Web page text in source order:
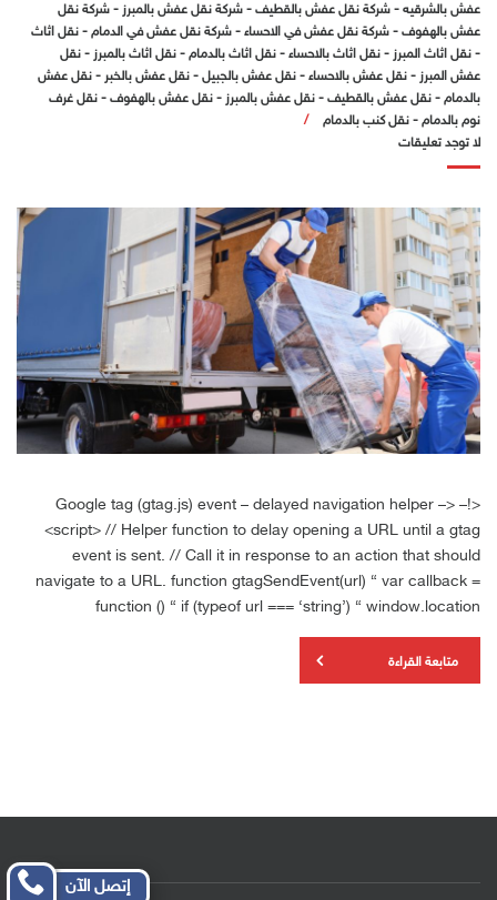
عفش بالشرقيه - شركة نقل عفش بالقطيف - شركة نقل عفش بالمبرز - شركة نقل
عفش بالهفوف - شركة نقل عفش في الاحساء - شركة نقل عفش في الدمام - نقل اثاث
- نقل اثاث المبرز - نقل اثاث بالاحساء - نقل اثاث بالدمام - نقل اثاث بالمبرز - نقل
عفش المبرز - نقل عفش بالاحساء - نقل عفش بالجبيل - نقل عفش بالخبر - نقل عفش
بالدمام - نقل عفش بالقطيف - نقل عفش بالمبرز - نقل عفش بالهفوف - نقل غرف
نوم بالدمام - نقل كنب بالدمام
لا توجد تعليقات
<!– Google tag (gtag.js) event – delayed navigation helper –>
<script> // Helper function to delay opening a URL until a gtag
event is sent. // Call it in response to an action that should
navigate to a URL. function gtagSendEvent(url) { var callback =
function () { if (typeof url === ‘string’) { window.location
متابعة القراءة
إتصل الآن